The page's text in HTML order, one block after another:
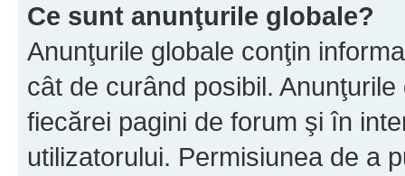
Ce sunt anunţurile globale?
Anunţurile globale conţin
cât de curând posibil.
fiecărei pagini de forum şi în
utilizatorului. Permisiunea de a